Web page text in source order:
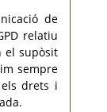
de
relatiu
el supòsit
sempre
drets i